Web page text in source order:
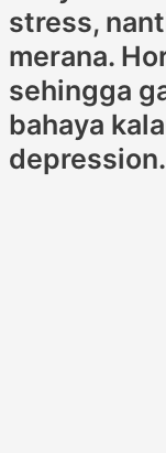
stress,
merana.
sehingga
bahaya
depression.